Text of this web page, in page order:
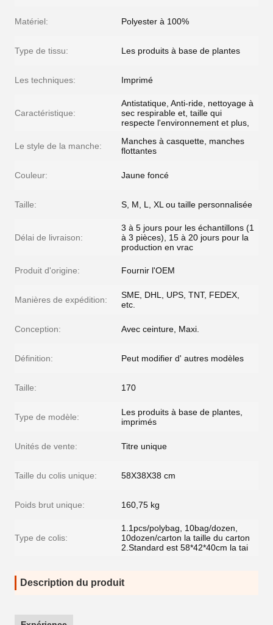
Matériel: Polyester à 100%
Type de tissu: Les produits à base de plantes
Les techniques: Imprimé
Caractéristique:
Antistatique, Anti-ride, nettoyage à
sec respirable et, taille qui
respecte l'environnement et plus,
Le style de la manche:
Manches à casquette, manches
flottantes
Couleur: Jaune foncé
Taille: S, M, L, XL ou taille personnalisée
Délai de livraison:
3 à 5 jours pour les échantillons (1
à 3 pièces), 15 à 20 jours pour la
production en vrac
Produit d'origine: Fournir l'OEM
Manières de expédition:
SME, DHL, UPS, TNT, FEDEX,
etc.
Conception: Avec ceinture, Maxi.
Définition: Peut modifier d' autres modèles
Taille: 170
Type de modèle:
Les produits à base de plantes,
imprimés
Unités de vente: Titre unique
Taille du colis unique: 58X38X38 cm
Poids brut unique: 160,75 kg
Type de colis:
1.1pcs/polybag, 10bag/dozen,
10dozen/carton la taille du carton
2.Standard est 58*42*40cm la tai
Description du produit